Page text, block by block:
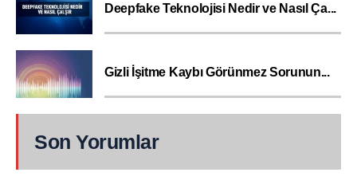
Deepfake Teknolojisi Nedir ve Nasıl Ça...
Gizli İşitme Kaybı Görünmez Sorunun...
Son Yorumlar